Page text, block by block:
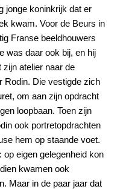
jonge koninkrijk dat er
kwam. Voor de Beurs in
Franse beeldhouwers
was daar ook bij, en hij
atelier naar de
Rodin. Die vestigde zich
om aan zijn opdracht
loopbaan. Toen zijn
ook portretopdrachten
hem op staande voet.
eigen gelegenheid kon
kwamen ook
Maar in de paar jaar dat